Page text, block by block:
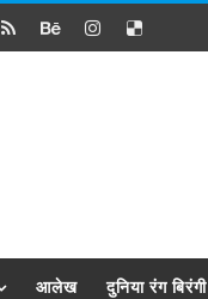
आलेख दुनिया रंग बिरंगी